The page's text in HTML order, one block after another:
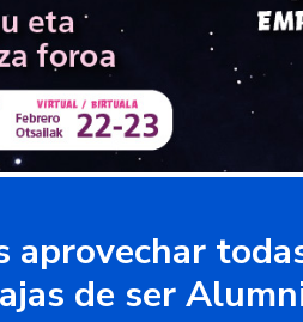
aprovechar
de ser